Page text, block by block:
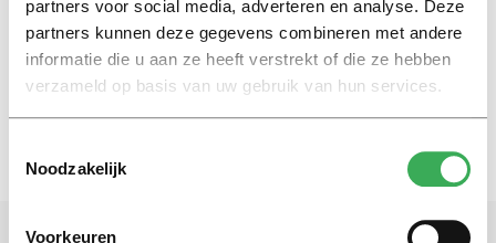
partners voor social media, adverteren en analyse. Deze
partners kunnen deze gegevens combineren met andere
informatie die u aan ze heeft verstrekt of die ze hebben
verzameld op basis van uw gebruik van hun services.
Noodzakelijk
Voorkeuren
‘Digitale dokter’ moet kloof in
de zorg dichten
30 juni 2025